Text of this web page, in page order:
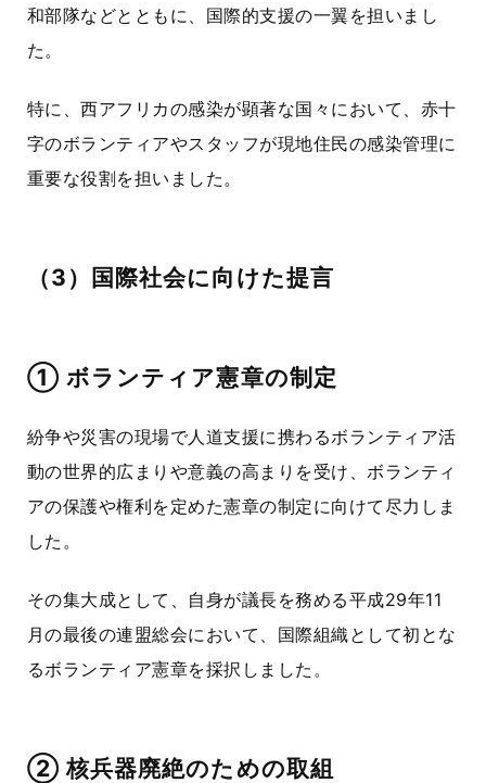
和部隊などとともに、国際的支援の一翼を担いまし
た。
特に、西アフリカの感染が顕著な国々において、赤十
字のボランティアやスタッフが現地住民の感染管理に
重要な役割を担いました。
（3）国際社会に向けた提言
① ボランティア憲章の制定
紛争や災害の現場で人道支援に携わるボランティア活
動の世界的広まりや意義の高まりを受け、ボランティ
アの保護や権利を定めた憲章の制定に向けて尽力しま
した。
その集大成として、自身が議長を務める平成29年11
月の最後の連盟総会において、国際組織として初とな
るボランティア憲章を採択しました。
② 核兵器廃絶のための取組